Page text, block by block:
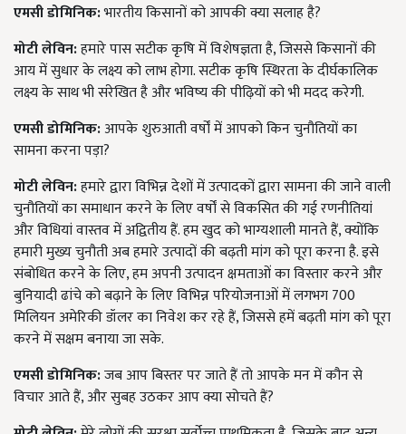
एमसी डोमिनिक:भारतीय किसानों को आपकी क्या सलाह है?
मोटी लेविन:हमारे पास सटीक कृषि में विशेषज्ञता है, जिससे किसानों की
आय में सुधार के लक्ष्य को लाभ होगा. सटीक कृषि स्थिरता के दीर्घकालिक
लक्ष्य के साथ भी संरेखित है और भविष्य की पीढ़ियों को भी मदद करेगी.
एमसी डोमिनिक:आपके शुरुआती वर्षों में आपको किन चुनौतियों का
सामना करना पड़ा?
मोटी लेविन:हमारे द्वारा विभिन्न देशों में उत्पादकों द्वारा सामना की जाने वाली
चुनौतियों का समाधान करने के लिए वर्षों से विकसित की गई रणनीतियां
और विधियां वास्तव में अद्वितीय हैं. हम खुद को भाग्यशाली मानते हैं, क्योंकि
हमारी मुख्य चुनौती अब हमारे उत्पादों की बढ़ती मांग को पूरा करना है. इसे
संबोधित करने के लिए, हम अपनी उत्पादन क्षमताओं का विस्तार करने और
बुनियादी ढांचे को बढ़ाने के लिए विभिन्न परियोजनाओं में लगभग 700
मिलियन अमेरिकी डॉलर का निवेश कर रहे हैं, जिससे हमें बढ़ती मांग को पूरा
करने में सक्षम बनाया जा सके.
एमसी डोमिनिक:जब आप बिस्तर पर जाते हैं तो आपके मन में कौन से
विचार आते हैं, और सुबह उठकर आप क्या सोचते हैं?